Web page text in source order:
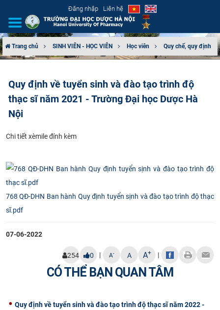
Đăng nhập Liên hệ
CƠ CẤU TỔ CHỨC
TUYỂN SINH
ĐÀO TẠO
ĐẢM BẢO CHẤT LƯỢNG
KHOA HỌC CÔNG NGHỆ
HTQT
CỰU NGƯỜI HỌC
Trang chủ SINH VIÊN - HỌC VIÊN Học viên Quy chế, quy định
Quy định về tuyển sinh và đào tạo trình độ
thạc sĩ năm 2021 - Trường Đại học Dược Hà
Nội
Chi ​tiết xèmile đính kèm​​
768 QĐ-DHN Ban hành Quy định tuyển sịnh và đào tạo trình độ thạc
sĩ.pdf
07-06-2022
254 0 | A- A A+ |
CÓ THỂ BẠN QUAN TÂM
Quy định về tuyển sinh và đào tạo trình độ thạc sĩ năm 2022 -